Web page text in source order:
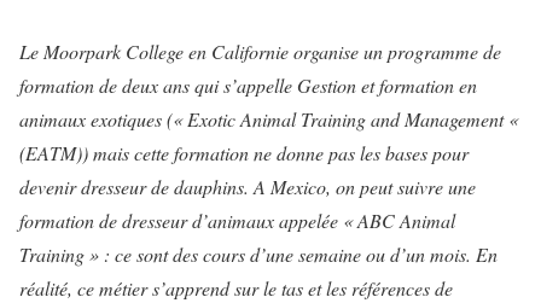
Le Moorpark College en Californie organise un programme de
formation de deux ans qui s’appelle Gestion et formation en
animaux exotiques (« Exotic Animal Training and Management «
(EATM)) mais cette formation ne donne pas les bases pour
devenir dresseur de dauphins. A Mexico, on peut suivre une
formation de dresseur d’animaux appelée « ABC Animal
Training » : ce sont des cours d’une semaine ou d’un mois. En
réalité, ce métier s’apprend sur le tas et les références de